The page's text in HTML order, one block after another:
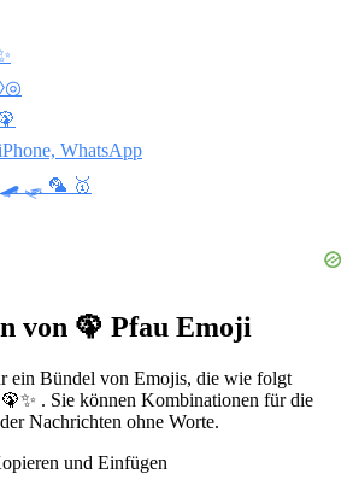
WhatsApp
🛷 🦜 🥇
von 🦚 Pfau Emoji
ein Bündel von Emojis, die wie folgt
🦚✨ . Sie können Kombinationen für die
Nachrichten ohne Worte.
und Einfügen